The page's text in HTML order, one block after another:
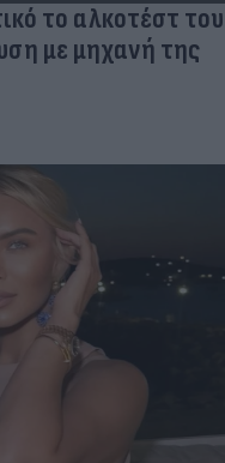
το αλκοτέστ του
με μηχανή της